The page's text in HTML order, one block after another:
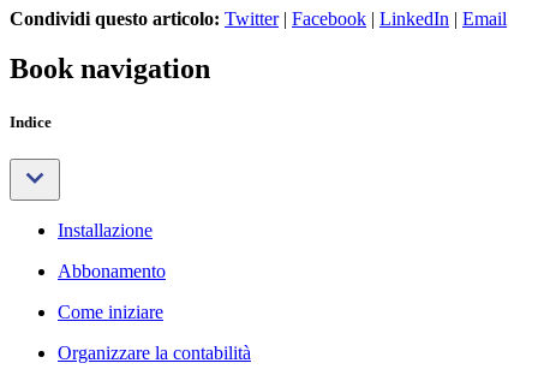
Condividi questo articolo: Twitter| Facebook | LinkedIn | Email
Book navigation
Indice
Installazione
Abbonamento
Come iniziare
Organizzare la contabilità